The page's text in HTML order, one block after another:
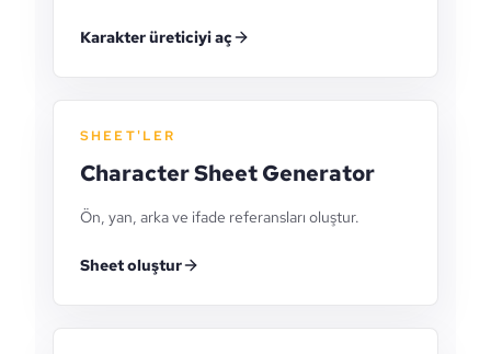
Karakter üreticiyi aç
SHEET'LER
Character Sheet Generator
Ön, yan, arka ve ifade referansları oluştur.
Sheet oluştur